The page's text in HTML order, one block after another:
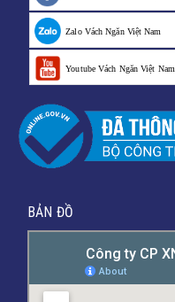
Zalo Vách Ngăn Việt Nam
Youtube Vách Ngăn Việt Nam
BẢN ĐỒ